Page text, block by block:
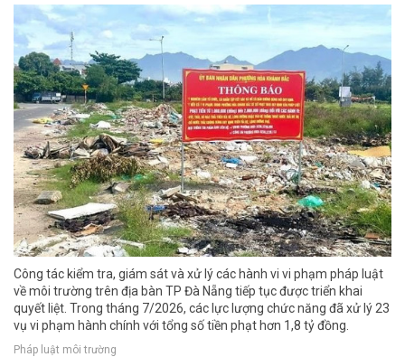
Công tác kiểm tra, giám sát và xử lý các hành vi vi phạm pháp luật
về môi trường trên địa bàn TP Đà Nẵng tiếp tục được triển khai
quyết liệt. Trong tháng 7/2026, các lực lượng chức năng đã xử lý 23
vụ vi phạm hành chính với tổng số tiền phạt hơn 1,8 tỷ đồng.
Pháp luật môi trường